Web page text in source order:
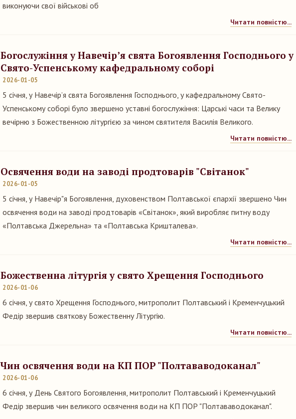
виконуючи свої військові об
Читати повністю...
Богослужіння у Навечір’я свята Богоявлення Господнього у
Свято-Успенському кафедральному соборі
2026-01-05
5 січня, у Навечір’я свята Богоявлення Господнього, у кафедральному Свято-
Успенському соборі було звершено уставні богослужіння: Царські часи та Велику
вечірню з Божественною літургією за чином святителя Василія Великого.
Читати повністю...
Освячення води на заводі продтоварів "Світанок"
2026-01-05
5 січня, у Навечір"я Богоявлення, духовенством Полтавської єпархії звершено Чин
освячення води на заводі продтоварів «Світанок», який виробляє питну воду
«Полтавська Джерельна» та «Полтавська Кришталева».
Читати повністю...
Божественна літургія у свято Хрещення Господнього
2026-01-06
6 січня, у свято Хрещення Господнього, митрополит Полтавський і Кременчуцький
Федір звершив святкову Божественну Літургію.
Читати повністю...
Чин освячення води на КП ПОР "Полтававодоканал"
2026-01-06
6 січня, у День Святого Богоявлення, митрополит Полтавський і Кременчуцький
Федір звершив чин великого освячення води на КП ПОР "Полтававодоканал".